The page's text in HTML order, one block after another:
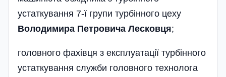
устаткування 7-ї групи турбінного цеху
Володимира Петровича Лесковця;
головного фахівця з експлуатації турбінного
устаткування служби головного технолога